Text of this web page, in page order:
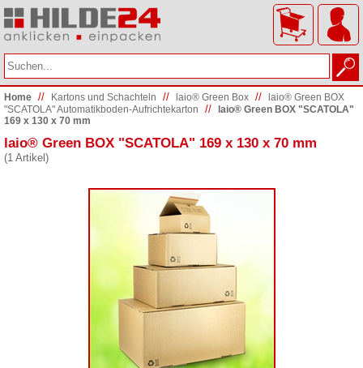
Home // Kartons und Schachteln // laio® Green Box //
laio® Green BOX
"SCATOLA" Automatikboden-Aufrichtekarton
//
laio® Green BOX "SCATOLA"
169 x 130 x 70 mm
laio® Green BOX "SCATOLA" 169 x 130 x 70 mm
(1 Artikel)